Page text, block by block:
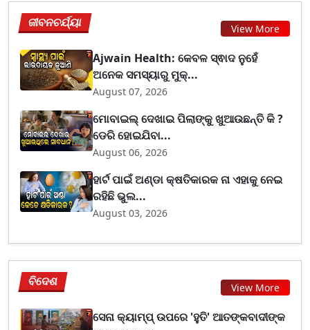
ଜୀବନଚର୍ଯ୍ୟା View More
Ajwain Health: କେବଳ ସ୍ଵାଦ ନୁହେଁ
ଅନେକ ସମସ୍ୟାରୁ ମୁକ୍...
August 07, 2026
ମୋବାଇଲ୍ ଦେଖାଇ ପିଲାଙ୍କୁ ଖୁଆଉଛନ୍ତି କି ?
ଡେରି ହୋଇଯିବା...
August 06, 2026
ହାର୍ଟ ପାଇଁ ଅଣ୍ଡା କ୍ଷତିକାରକ ନା ଏହାକୁ ନେଇ
ରହିଛି ଭୁଲ...
August 03, 2026
ବିଦେଶ View More
ସେନା କ୍ୟାମ୍ପ୍ ଉପରେ 'ହୁତି' ଆତଙ୍କବାଦୀଙ୍କ